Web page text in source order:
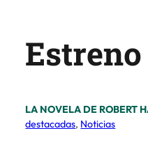
LA NOVELA DE ROBERT
destacadas, Noticias